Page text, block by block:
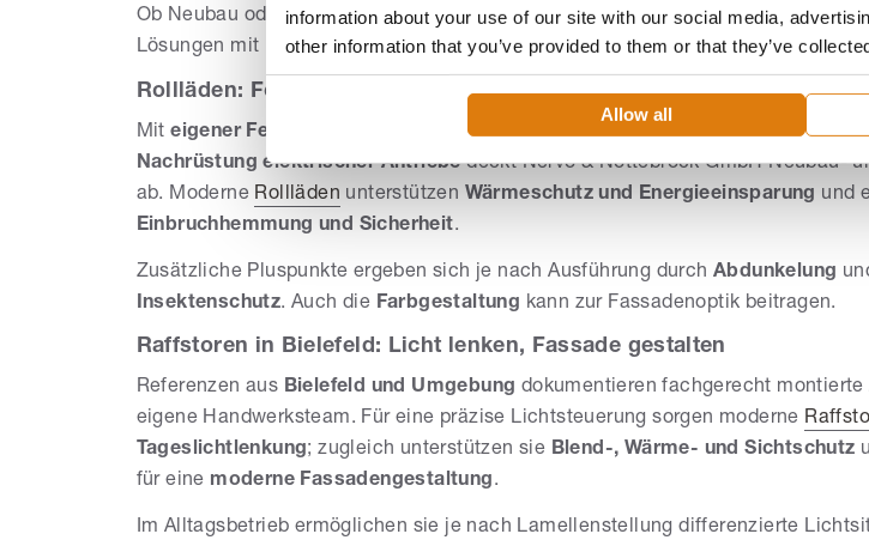
information about your use of our site with our social media,
other information that you’ve provided to them or that they’ve
Allow all
Ob Neubau oder Modernisierung: Referenzprojekte aus der Region belegen die
Lösungen mit präziser Montage und sauberer Ausführung – von der Planung bis
Rollläden: Fokus auf Wärmeschutz und Sicherheit
Miteigener Fertigung von Rollläden aus Kunststoff und Aluminiumsowie
Nachrüstung elektrischer Antriebedeckt Nervo & Nottebrock GmbH Neubau-
ab. Moderne Rollläden unterstützen Wärmeschutz und Energieeinsparung und
Einbruchhemmung und Sicherheit.
Zusätzliche Pluspunkte ergeben sich je nach Ausführung durchAbdunkelung
Insektenschutz. Auch die Farbgestaltung kann zur Fassadenoptik beitragen.
Raffstoren in Bielefeld: Licht lenken, Fassade gestalten
Referenzen aus Bielefeld und Umgebung dokumentieren fachgerecht montierte
eigene Handwerksteam. Für eine präzise Lichtsteuerung sorgen moderne
Tageslichtlenkung; zugleich unterstützen sie Blend-, Wärme- und Sichtschutz
für eine moderne Fassadengestaltung.
Im Alltagsbetrieb ermöglichen sie je nach Lamellenstellung differenzierte